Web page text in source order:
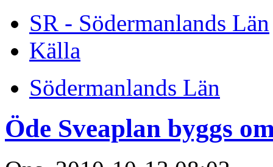
SR - Södermanlands Län
Källa
Södermanlands Län
Öde Sveaplan byggs